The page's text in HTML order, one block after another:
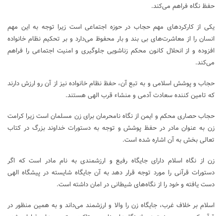
حفظ نگاه فراهم می‌کند.
یکی از کارکردهای مهم حجاب در حوزه اجتماعی است زیرا توجه به این مهم
انسان را از معاشرت‌های بی بند و بار محفوظ می‌دارد و بر تحکیم نظام خانواده
افزوده و از انحلال کانون محکم زناشویی جلوگیری و امنیت اجتماعی را فراهم
می‌کند.
حجاب و پوشش اسلامی و به تبع آن، حفظ نظام خانواده نیز از آن رو ارزش دارند
که تامین کننده سعادت آدمی و منشاء قرب الهی هستند.
حجاب حصاری محکم و ایمن از نگاه نامحرمان برای زن مسلمان است زیرا کرامت
زن به عنوان مادر در حفظ پوشش و توجه به دستورات خداوند بزرگ در کتاب
تعالی بخش به آن اشاره شده است.
زن از نگاه اسلام دارای جایگاه رفیع و ارزشمندی به نام مادر است که اگر
دستورات قرآنی را مورد توجه قرار دهد به آن جایگاه شایسته در پیشگاه الهی
دست یافته و خود را از نگاه‌های شیطانی در امان داشته است.
اسلام بر خلاف غرب، جایگاه زن را والا و ارزشمند می‌داند و به همین منظور در